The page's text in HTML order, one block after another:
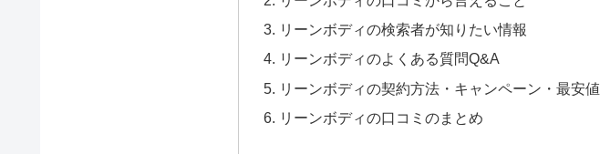
リーンボディの検索者が知りたい情報
リーンボディのよくある質問Q&A
リーンボディの契約方法・キャンペーン・最安値
リーンボディの口コミのまとめ